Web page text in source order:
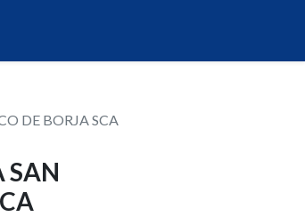
DE BORJA SCA
SAN